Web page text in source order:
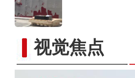
视觉焦点
（进博故